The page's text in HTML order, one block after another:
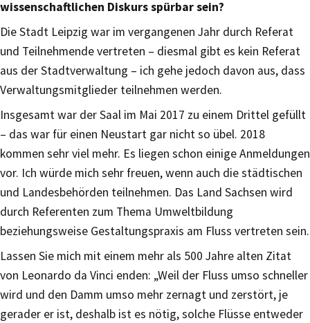
wissenschaftlichen Diskurs spürbar sein?
​Die Stadt Leipzig war im vergangenen Jahr durch Referat
und Teilnehmende​ vertreten – diesmal gibt es kein Referat
aus der Stadtverwaltung – ich gehe jedoch davon aus, dass
Verwaltungsmitglieder teilnehmen werden.
Insgesamt war der Saal im Mai 2017 zu einem Drittel gefüllt
– das war für einen Neustart gar nicht so übel. 2018
kommen sehr viel mehr. ​​Es liegen schon einige Anmeldungen
vor. Ich würde mich sehr freuen, wenn auch die städtischen
und Landesbehörden teilnehmen. Das Land Sachsen wird
durch Referenten zum Thema Umweltbildung
beziehungsweise Gestaltungspraxis am Fluss vertreten sein.
Lassen Sie mich mit einem mehr als 500 Jahre alten Zitat
von Leonardo da Vinci enden: „Weil der Fluss umso schneller
wird und den Damm umso mehr zernagt und zerstört, je
gerader er ist, deshalb ist es nötig, solche Flüsse entweder